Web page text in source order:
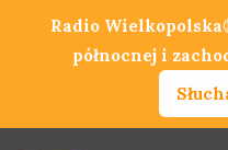
Radio
północnej i